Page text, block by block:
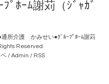
ﾎｰﾑ謝苅（ｼﾞｬｶﾞ
通所介護 かみせい●ｸﾞﾙｰﾌﾟﾎｰﾑ謝苅
Reserved.
/ Admin / RSS